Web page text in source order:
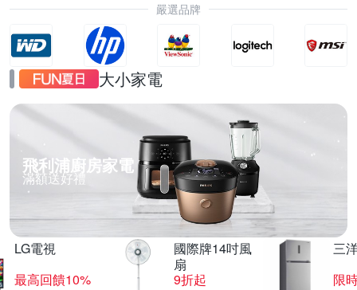
嚴選品牌
大小家電
飛利浦廚房家電
滿額送好禮
LG電視
最高回饋10%
國際牌14吋風
扇
9折起
三
限